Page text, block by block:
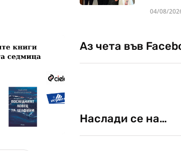
04/08/
Аз чета във
Наслади се на…